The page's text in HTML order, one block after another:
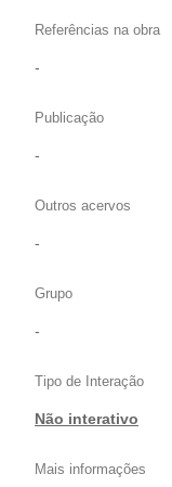
Referências na obra
-
Publicação
-
Outros acervos
-
Grupo
-
Tipo de Interação
Não interativo
Mais informações